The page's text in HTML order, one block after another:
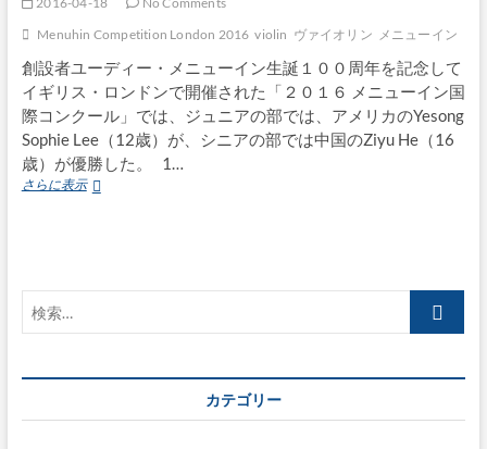
Menuhin Competition London 2016 violin ヴァイオリン メニューイン
創設者ユーディー・メニューイン生誕１００周年を記念して
イギリス・ロンドンで開催された「２０１６ メニューイン国
際コンクール」では、ジュニアの部では、アメリカのYesong
Sophie Lee（12歳）が、シニアの部では中国のZiyu He（16
歳）が優勝した。 1…
さらに表示「２
国
コ
索…
カテゴリー